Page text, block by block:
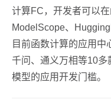
计算FC，开发者可以
ModelScope、
目前函数计算的应用中
千问、通义万相等10多
模型的应用开发门槛。